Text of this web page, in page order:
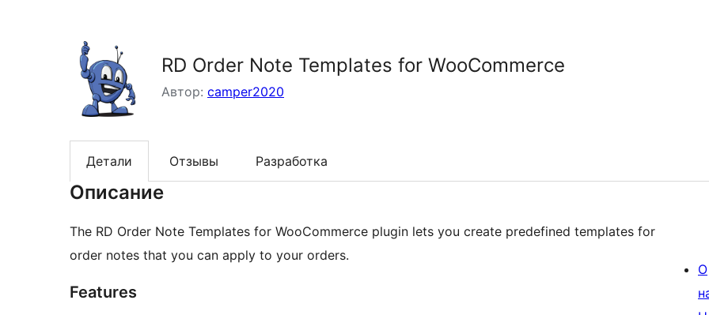
RD Order Note Templates for WooCommerce
Автор: camper2020
Детали Отзывы Разработка
Описание
The RD Order Note Templates for WooCommerce plugin lets you create predefined templates for
order notes that you can apply to your orders.
Features
О